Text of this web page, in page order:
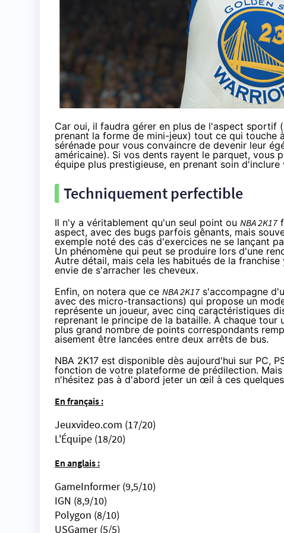
Car oui, il faudra gérer en plus de l'aspect sportif
prenant la forme de mini-jeux) tout ce qui touche
sérénade pour vous convaincre de devenir leur
américaine). Si vos dents rayent le parquet, vous
équipe plus prestigieuse, en prenant soin
Techniquement perfectible
Il n'y a véritablement qu'un seul point ou NBA 2K17
aspect, avec des bugs parfois gênants, mais
exemple noté des cas d'exercices ne se lançant
Un phénomène qui peut se produire lors d'une
Autre détail, mais cela les habitués de la
envie de s'arracher les cheveux.
Enfin, on notera que ce NBA 2K17s'accompagne
avec des micro-transactions) qui propose un
représente un joueur, avec cinq caractéristiques
reprenant le principe de la bataille. À chaque
plus grand nombre de points correspondants
aisement être lancées entre deux arrêts de bus.
NBA 2K17 est disponible dès aujourd'hui sur PC,
fonction de votre plateforme de prédilection.
n'hésitez pas à d'abord jeter un œil à ces
En français :
Jeuxvideo.com (17/20)
L'Équipe (18/20)
En anglais :
GameInformer(9,5/10)
IGN (8,9/10)
Polygon (8/10)
USGamer(5/5)